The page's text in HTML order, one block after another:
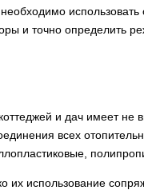
и точно определить
и дач имеет не
всех
их использование